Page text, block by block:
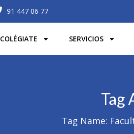
91 447 06 77
COLÉGIATE SERVICIOS
Tag
Tag Name: